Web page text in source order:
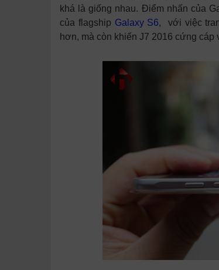
khá là giống nhau. Điểm nhấn của
của flagship Galaxy S6, với việc
hơn, mà còn khiến J7 2016 cứng